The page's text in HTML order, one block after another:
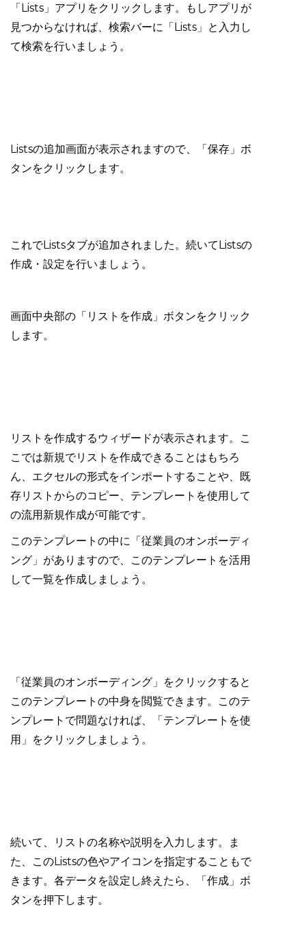
「Lists」アプリをクリックします。もしアプリが
見つからなければ、検索バーに「Lists」と入力し
て検索を行いましょう。
Listsの追加画面が表示されますので、「保存」ボ
タンをクリックします。
これでListsタブが追加されました。続いてListsの
作成・設定を行いましょう。
画面中央部の「リストを作成」ボタンをクリック
します。
リストを作成するウィザードが表示されます。こ
こでは新規でリストを作成できることはもちろ
ん、エクセルの形式をインポートすることや、既
存リストからのコピー、テンプレートを使用して
の流用新規作成が可能です。
このテンプレートの中に「従業員のオンボーディ
ング」がありますので、このテンプレートを活用
して一覧を作成しましょう。
「従業員のオンボーディング」をクリックすると
このテンプレートの中身を閲覧できます。このテ
ンプレートで問題なければ、「テンプレートを使
用」をクリックしましょう。
続いて、リストの名称や説明を入力します。ま
た、このListsの色やアイコンを指定することもで
きます。各データを設定し終えたら、「作成」ボ
タンを押下します。